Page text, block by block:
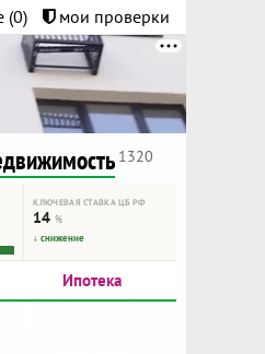
(0) мои проверки
1320
КЛЮЧЕВАЯ СТАВКА ЦБ РФ
14%
↓ снижение
Ипотека